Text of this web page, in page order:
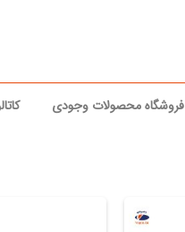
فروشگاه محصولات وجودی